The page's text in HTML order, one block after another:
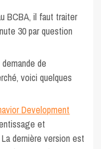
BCBA, il faut traiter
30 par question
de
voici quelques
Development
et
dernière version est